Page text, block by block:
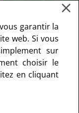
garantir la
web. Si vous
sur
choisir le
en cliquant